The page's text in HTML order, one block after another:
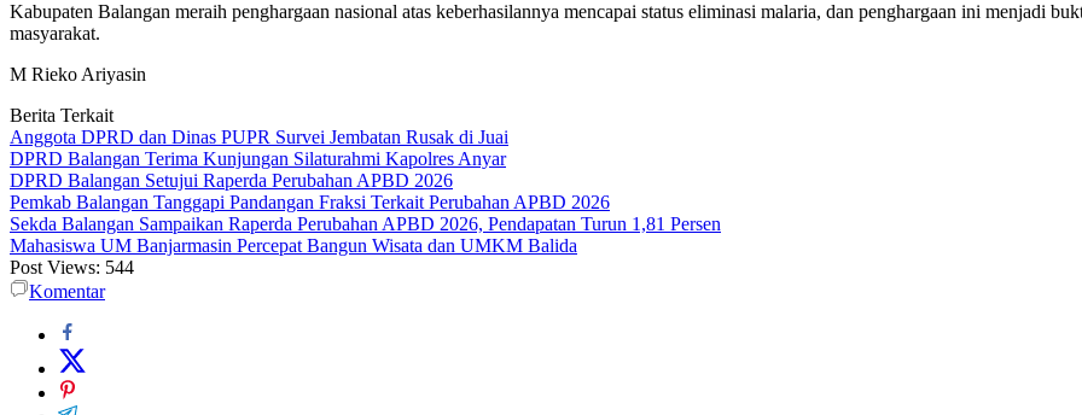
Kabupaten Balangan meraih penghargaan nasional atas keberhasilannya mencapai status eliminasi malaria, dan penghargaan ini menjadi
masyarakat.
M Rieko Ariyasin
Berita Terkait
Anggota DPRD dan Dinas PUPR Survei Jembatan Rusak di Juai
DPRD Balangan Terima Kunjungan Silaturahmi Kapolres Anyar
DPRD Balangan Setujui Raperda Perubahan APBD 2026
Pemkab Balangan Tanggapi Pandangan Fraksi Terkait Perubahan APBD 2026
Sekda Balangan Sampaikan Raperda Perubahan APBD 2026, Pendapatan Turun 1,81 Persen
Mahasiswa UM Banjarmasin Percepat Bangun Wisata dan UMKM Balida
Post Views: 544
Komentar